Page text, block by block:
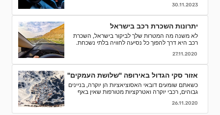
רכב. קבלו המלצות והסברים לאור הבנה מדויקת של
המאפיינים והמפרטים של רכבי השכרה ותהנו מחוויה
30.11.2023
יתרונות השכרת רכב בישראל
לא משנה מה המטרות שלך לביקור בישראל, השכרת
רכב היא דרך להפוך כל נסיעה לחוויה בלתי נשכחת.
הציבורית ולבחור השכרת רכב
27.11.2020
אזור סקי הגדול באירופה "שלושת העמקים"
כשאתם שומעים דובאי האסוציאציות הן יוקרה, בניינים
גבוהים, רכבי יוקרה ואטרקציות מטורפות שאין באף
כלל מפגישות.
26.11.2020